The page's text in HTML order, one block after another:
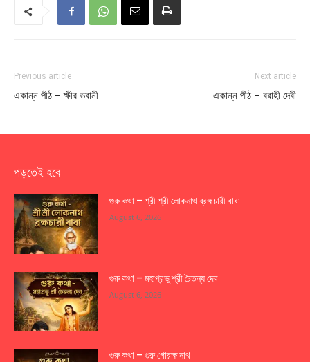
Previous article
একান্ন পীঠ – ক্ষীর ভবানী
Next article
একান্ন পীঠ – বরাহী দেবী
পড়তেই হবে
গুরু কথা – শ্রী শ্রী লোকনাথ ব্রহ্মচারী বাবা
August 6, 2026
গুরু কথা – মহাপ্রভু শ্রী চৈতন্য দেব
August 6, 2026
গুরু কথা – গুরু গোরক্ষ নাথ